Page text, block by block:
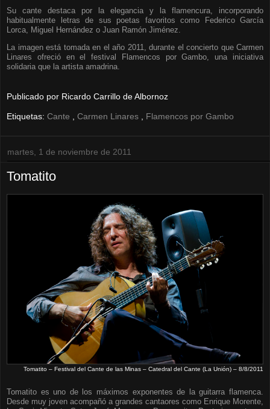
Su cante destaca por la elegancia y la flamencura, incorporando
habitualmente letras de sus poetas favoritos como Federico García
Lorca, Miguel Hernández o Juan Ramón Jiménez.
La imagen está tomada en el año 2011, durante el concierto que Carmen
Linares ofreció en el festival Flamencos por Gambo, una iniciativa
solidaria que la artista amadrina.
Publicado por Ricardo Carrillo de Albornoz
Etiquetas: Cante Carmen Linares Flamencos por Gambo
martes, 1 de noviembre de 2011
Tomatito
Tomatito – Festival del Cante de las Minas – Catedral del Cante (La Unión) – 8/8/2011
Tomatito es uno de los máximos exponentes de la guitarra flamenca.
Desde muy joven acompañó a grandes cantaores como Enrique Morente,